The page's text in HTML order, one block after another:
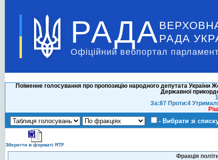
РАДА РАДА
Офіційний вебпортал
Поіменне голосування про пропозицію народного депутата України
Державної
За:87 Проти:4
- Вибрати зі
Зберегти в форматі RTF
Фракція